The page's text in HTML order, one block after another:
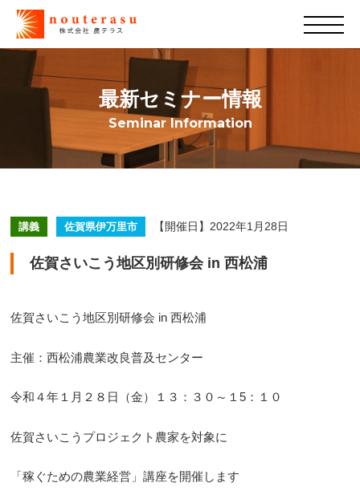
最新セミナー情報
Seminar Information
講義 佐賀県伊万里市 【開催日】2022年1月28日
佐賀さいこう地区別研修会 in 西松浦
佐賀さいこう地区別研修会 in 西松浦
主催：西松浦農業改良普及センター
令和４年１月２８日（金）１３：３０～１5：１０
佐賀さいこうプロジェクト農家を対象に
「稼ぐための農業経営」講座を開催します